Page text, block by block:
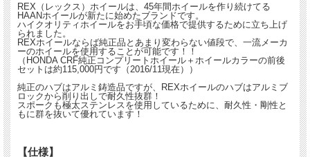
REX（レックス）ホイールは、45年間ホイールを作り続けてる
HAANホイールが新たに始めたブランドです。
ハイクオリティホイールをお手頃な価格で提供するために立ち上げ
られました。
REXホイールならば純正品とあまり変わらない値段で、一流メーカ
ーのホイールを使用することが可能です！！
（HONDA CRF純正コンプリートホイール＋ホイールカラーの前後
セットは約115,000円です（2016/11現在））
純正のハブはアルミ鋳造品ですが、REXホイールのハブはアルミブ
ロックから削り出しで耐久性抜群！
スポークも極太ステンレスを使用しているために、耐久性・剛性と
もに群を抜いて優れています！
【仕様】